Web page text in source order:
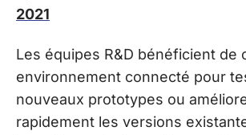
2021
Les équipes R&D bénéficient de
environnement connecté pour
nouveaux prototypes ou
rapidement les versions